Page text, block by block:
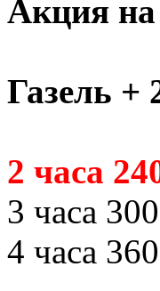
Акция на
Газель +
2 часа
3 часа
4 часа